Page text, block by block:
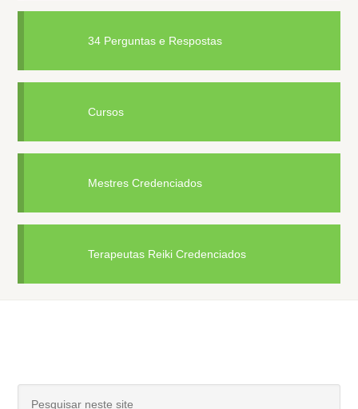
34 Perguntas e Respostas
Cursos
Mestres Credenciados
Terapeutas Reiki Credenciados